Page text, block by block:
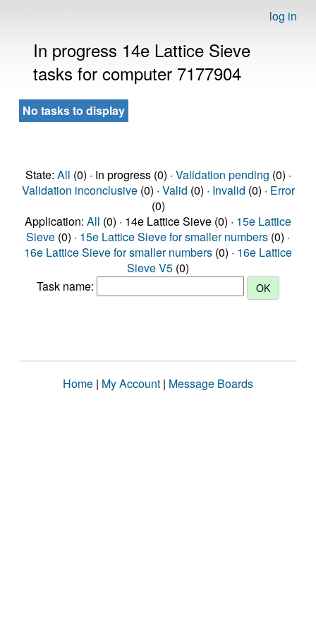
log in
In progress 14e Lattice Sieve
tasks for computer 7177904
No tasks to display
State: All (0) · In progress (0) · Validation pending (0) ·
Validation inconclusive(0) · Valid (0) · Invalid (0) · Error
(0)
Application: All (0) · 14e Lattice Sieve (0) · 15e Lattice
Sieve (0) · 15e Lattice Sieve for smaller numbers (0) ·
16e Lattice Sieve for smaller numbers (0) · 16e Lattice
Sieve V5 (0)
Task name:
Home | My Account | Message Boards